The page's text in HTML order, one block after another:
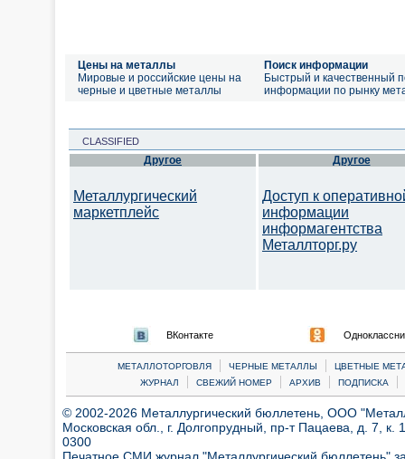
Цены на металлы
Мировые и российские цены на
черные и цветные металлы
Поиск информации
Быстрый и качественный
информации по рынку
CLASSIFIED
Другое
Металлургический
маркетплейс
Другое
Доступ к
информации
информагентства
Металлторг.ру
ВКонтакте
МЕТАЛЛОТОРГОВЛЯ | ЧЕРНЫЕ МЕТАЛЛЫ |
ЦВЕТНЫЕ
ЖУРНАЛ
| СВЕЖИЙ НОМЕР | АРХИВ | ПОДПИСКА |
© 2002-2026 Металлургический бюллетень, ООО
Московская обл., г. Долгопрудный, пр-т Пацаева, д. 7,
0300